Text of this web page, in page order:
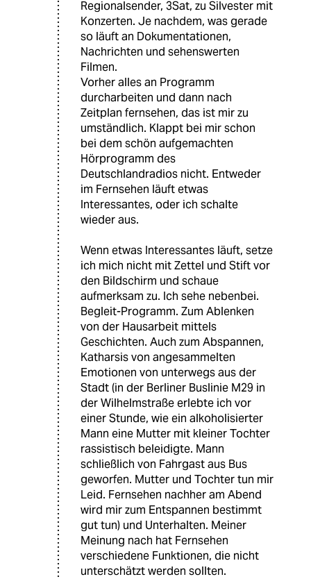
Regionalsender, 3Sat, zu Silvester mit
Konzerten. Je nachdem, was gerade
so läuft an Dokumentationen,
Nachrichten und sehenswerten
Filmen.
Vorher alles an Programm
durcharbeiten und dann nach
Zeitplan fernsehen, das ist mir zu
umständlich. Klappt bei mir schon
bei dem schön aufgemachten
Hörprogramm des
Deutschlandradios nicht. Entweder
im Fernsehen läuft etwas
Interessantes, oder ich schalte
wieder aus.
Wenn etwas Interessantes läuft, setze
ich mich nicht mit Zettel und Stift vor
den Bildschirm und schaue
aufmerksam zu. Ich sehe nebenbei.
Begleit-Programm. Zum Ablenken
von der Hausarbeit mittels
Geschichten. Auch zum Abspannen,
Katharsis von angesammelten
Emotionen von unterwegs aus der
Stadt (in der Berliner Buslinie M29 in
der Wilhelmstraße erlebte ich vor
einer Stunde, wie ein alkoholisierter
Mann eine Mutter mit kleiner Tochter
rassistisch beleidigte. Mann
schließlich von Fahrgast aus Bus
geworfen. Mutter und Tochter tun mir
Leid. Fernsehen nachher am Abend
wird mir zum Entspannen bestimmt
gut tun) und Unterhalten. Meiner
Meinung nach hat Fernsehen
verschiedene Funktionen, die nicht
unterschätzt werden sollten.